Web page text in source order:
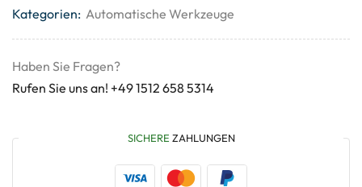
Kategorien: Automatische Werkzeuge
Haben Sie Fragen?
Rufen Sie uns an! +49 1512 658 5314
SICHERE ZAHLUNGEN